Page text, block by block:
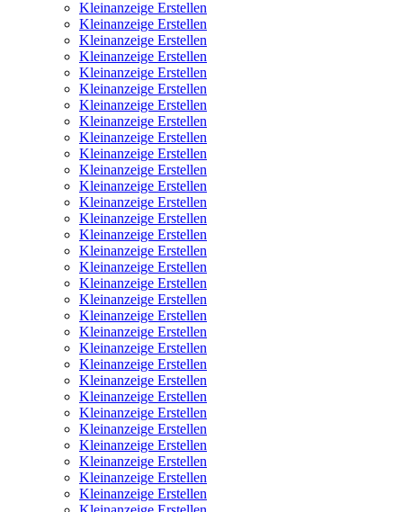
Kleinanzeige Erstellen
Kleinanzeige Erstellen
Kleinanzeige Erstellen
Kleinanzeige Erstellen
Kleinanzeige Erstellen
Kleinanzeige Erstellen
Kleinanzeige Erstellen
Kleinanzeige Erstellen
Kleinanzeige Erstellen
Kleinanzeige Erstellen
Kleinanzeige Erstellen
Kleinanzeige Erstellen
Kleinanzeige Erstellen
Kleinanzeige Erstellen
Kleinanzeige Erstellen
Kleinanzeige Erstellen
Kleinanzeige Erstellen
Kleinanzeige Erstellen
Kleinanzeige Erstellen
Kleinanzeige Erstellen
Kleinanzeige Erstellen
Kleinanzeige Erstellen
Kleinanzeige Erstellen
Kleinanzeige Erstellen
Kleinanzeige Erstellen
Kleinanzeige Erstellen
Kleinanzeige Erstellen
Kleinanzeige Erstellen
Kleinanzeige Erstellen
Kleinanzeige Erstellen
Kleinanzeige Erstellen